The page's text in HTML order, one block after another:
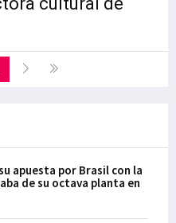
apuesta por Brasil con la
de su octava planta en